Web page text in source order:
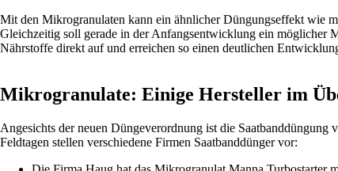
Mit den Mikrogranulaten kann ein ähnlicher Düngungseffekt wie
Gleichzeitig soll gerade in der Anfangsentwicklung ein möglicher
Nährstoffe direkt auf und erreichen so einen deutlichen
Mikrogranulate: Einige Hersteller im
Angesichts der neuen Düngeverordnung ist die
Feldtagen stellen verschiedene Firmen Saatbanddünger vor: